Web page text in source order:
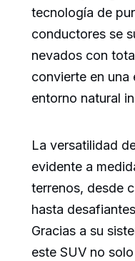
tecnología de
conductores se
nevados con
convierte en una
entorno natural
La versatilidad
evidente a
terrenos, desde
hasta
Gracias a su
este SUV no